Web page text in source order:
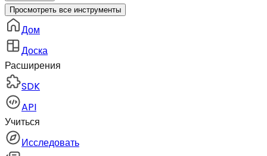
Просмотреть все инструменты
Дом
Доска
Расширения
SDK
API
Учиться
Исследовать